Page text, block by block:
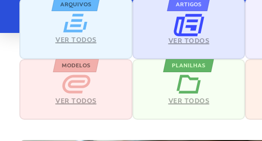
ARQUIVOS
VER TODOS
ARTIGOS
VER TODOS
MODELOS
VER TODOS
PLANILHAS
VER TODOS